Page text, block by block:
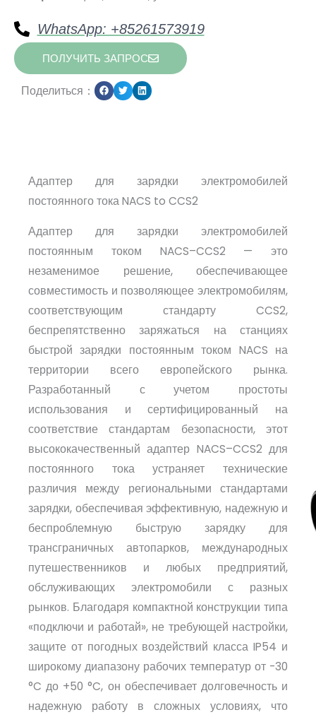
WhatsApp: +85261573919
ПОЛУЧИТЬ ЗАПРОС
Поделиться：
Адаптер для зарядки электромобилей
постоянного тока NACS to CCS2
Адаптер для зарядки электромобилей
постоянным током NACS–CCS2 — это
незаменимое решение, обеспечивающее
совместимость и позволяющее электромобилям,
соответствующим стандарту CCS2,
беспрепятственно заряжаться на станциях
быстрой зарядки постоянным током NACS на
территории всего европейского рынка.
Разработанный с учетом простоты
использования и сертифицированный на
соответствие стандартам безопасности, этот
высококачественный адаптер NACS–CCS2 для
постоянного тока устраняет технические
различия между региональными стандартами
зарядки, обеспечивая эффективную, надежную и
беспроблемную быструю зарядку для
трансграничных автопарков, международных
путешественников и любых предприятий,
обслуживающих электромобили с разных
рынков. Благодаря компактной конструкции типа
«подключи и работай», не требующей настройки,
защите от погодных воздействий класса IP54 и
широкому диапазону рабочих температур от -30
°C до +50 °C, он обеспечивает долговечность и
надежную работу в сложных условиях, что